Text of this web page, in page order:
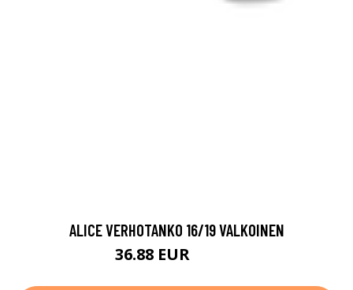
ALICE VERHOTANKO 16/19 VALKOINEN
36.88 EUR